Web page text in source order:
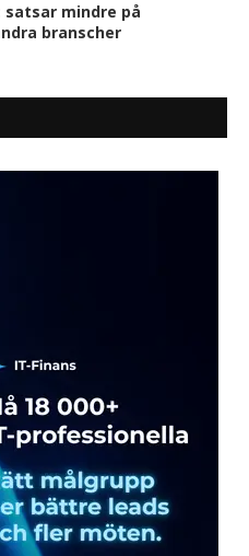
mindre på
branscher